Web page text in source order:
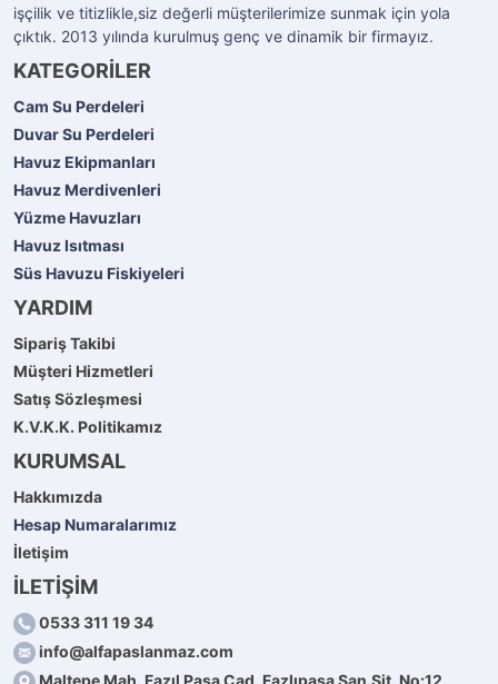
işçilik ve titizlikle,siz değerli müşterilerimize sunmak için yola
çıktık. 2013 yılında kurulmuş genç ve dinamik bir firmayız.
KATEGORİLER
Cam Su Perdeleri
Duvar Su Perdeleri
Havuz Ekipmanları
Havuz Merdivenleri
Yüzme Havuzları
Havuz Isıtması
Süs Havuzu Fiskiyeleri
YARDIM
Sipariş Takibi
Müşteri Hizmetleri
Satış Sözleşmesi
K.V.K.K. Politikamız
KURUMSAL
Hakkımızda
Hesap Numaralarımız
İletişim
İLETİŞİM
0533 311 19 34
info@alfapaslanmaz.com
Maltepe Mah. Fazıl Paşa Cad. Fazlıpaşa San.Sit. No:12